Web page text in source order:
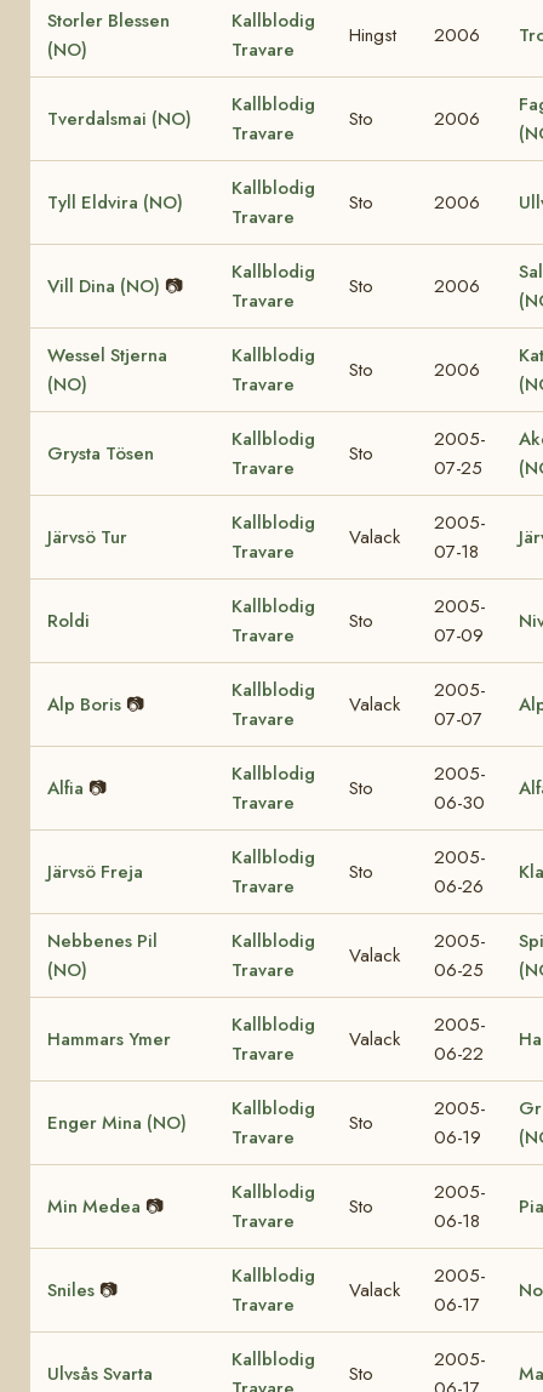
Storler Blessen
(NO)
Kallblodig
Travare
Hingst 2006
Tverdalsmai (NO)
Kallblodig
Travare
Sto 2006
Tyll Eldvira (NO)
Kallblodig
Travare
Sto 2006
Vill Dina (NO) 📷
Kallblodig
Travare
Sto 2006
Wessel Stjerna
(NO)
Kallblodig
Travare
Sto 2006
Grysta Tösen
Kallblodig
Travare
Sto
2005-
07-25
Järvsö Tur
Kallblodig
Travare
Valack
2005-
07-18
Roldi
Kallblodig
Travare
Sto
2005-
07-09
Alp Boris 📷
Kallblodig
Travare
Valack
2005-
07-07
Alfia 📷
Kallblodig
Travare
Sto
2005-
06-30
Järvsö Freja
Kallblodig
Travare
Sto
2005-
06-26
Nebbenes Pil
(NO)
Kallblodig
Travare
Valack
2005-
06-25
Hammars Ymer
Kallblodig
Travare
Valack
2005-
06-22
Enger Mina (NO)
Kallblodig
Travare
Sto
2005-
06-19
Min Medea 📷
Kallblodig
Travare
Sto
2005-
06-18
Sniles 📷
Kallblodig
Travare
Valack
2005-
06-17
Ulvsås Svarta
Kallblodig
Sto
2005-